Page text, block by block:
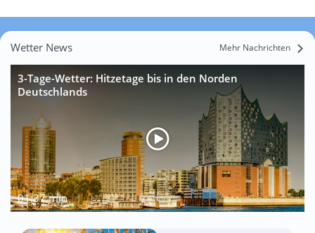
Wetter News Mehr Nachrichten
3-Tage-Wetter: Hitzetage bis in den Norden
Deutschlands
01:37 min